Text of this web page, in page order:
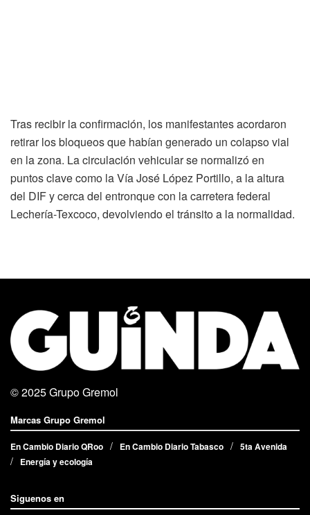
Tras recibir la confirmación, los manifestantes acordaron
retirar los bloqueos que habían generado un colapso vial
en la zona. La circulación vehicular se normalizó en
puntos clave como la Vía José López Portillo, a la altura
del DIF y cerca del entronque con la carretera federal
Lechería-Texcoco, devolviendo el tránsito a la normalidad.
© 2025Grupo Gremol
Marcas Grupo Gremol
En Cambio Diario QRoo En Cambio Diario Tabasco
5ta Avenida
Energía y ecología
Siguenos en